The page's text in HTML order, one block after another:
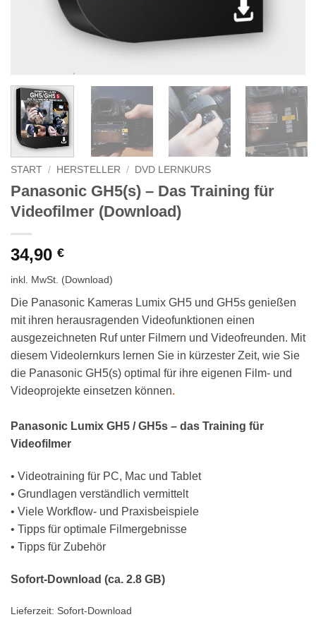
START / HERSTELLER / DVD LERNKURS
Panasonic GH5(s) – Das Training für
Videofilmer (Download)
34,90 €
inkl. MwSt. (Download)
Die Panasonic Kameras Lumix GH5 und GH5s genießen
mit ihren herausragenden Videofunktionen einen
ausgezeichneten Ruf unter Filmern und Videofreunden. Mit
diesem Videolernkurs lernen Sie in kürzester Zeit, wie Sie
die Panasonic GH5(s) optimal für ihre eigenen Film- und
Videoprojekte einsetzen können.
Panasonic Lumix GH5 / GH5s – das Training für
Videofilmer
• Videotraining für PC, Mac und Tablet
• Grundlagen verständlich vermittelt
• Viele Workflow- und Praxisbeispiele
• Tipps für optimale Filmergebnisse
• Tipps für Zubehör
Sofort-Download (ca. 2.8 GB)
Lieferzeit: Sofort-Download